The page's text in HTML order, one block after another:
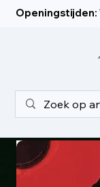
Openingstijden: